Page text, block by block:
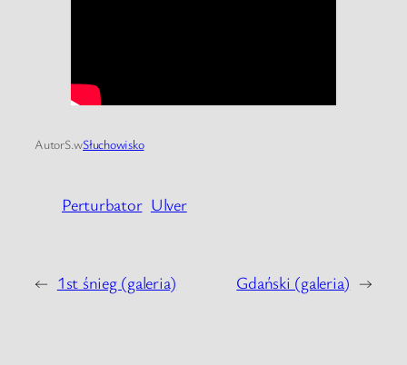
AutorS.wSłuchowisko
Perturbator Ulver
← 1st śnieg (galeria) Gdański (galeria) →